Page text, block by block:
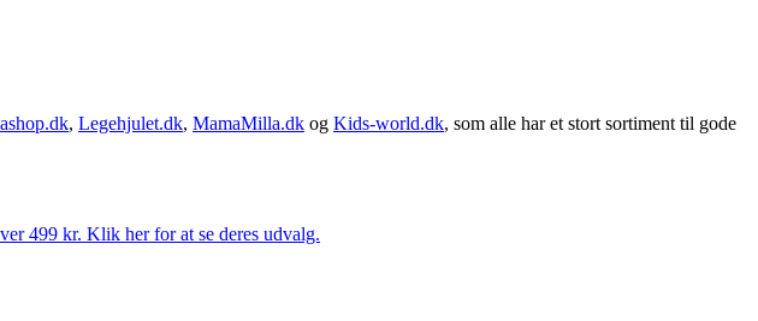
, Legehjulet.dk, MamaMilla.dk og Kids-world.dk, som alle har et stort sortiment til gode
499 kr. Klik her for at se deres udvalg.